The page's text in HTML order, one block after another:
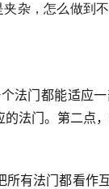
杂，怎么做到
法门都能适应
法门。第二点
有法门都看作